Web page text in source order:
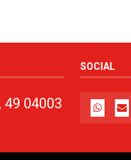
49 04003
SOCIAL